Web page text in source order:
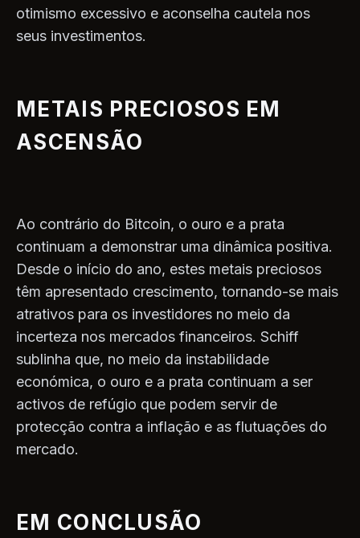
otimismo excessivo e aconselha cautela nos
seus investimentos.
METAIS PRECIOSOS EM
ASCENSÃO
Ao contrário do Bitcoin, o ouro e a prata
continuam a demonstrar uma dinâmica positiva.
Desde o início do ano, estes metais preciosos
têm apresentado crescimento, tornando-se mais
atrativos para os investidores no meio da
incerteza nos mercados financeiros. Schiff
sublinha que, no meio da instabilidade
económica, o ouro e a prata continuam a ser
activos de refúgio que podem servir de
protecção contra a inflação e as flutuações do
mercado.
EM CONCLUSÃO